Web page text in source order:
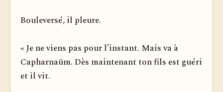
Bouleversé, il pleure.
« Je ne viens pas pour l’instant. Mais va à
Capharnaüm. Dès maintenant ton fils est guéri
et il vit.